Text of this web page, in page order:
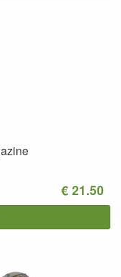
€ 21.50